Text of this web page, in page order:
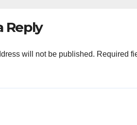
Reply
will not be published. Required